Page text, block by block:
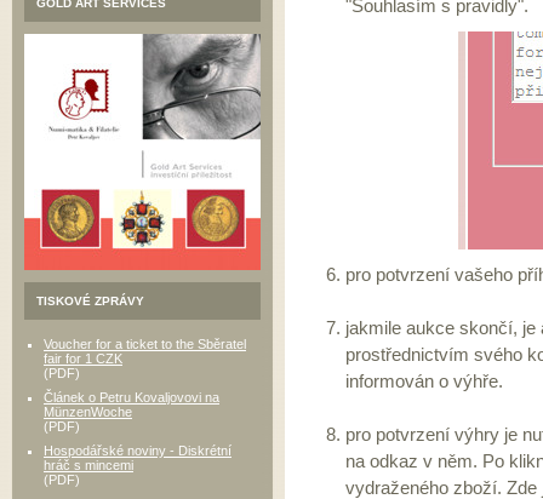
GOLD ART SERVICES
TISKOVÉ ZPRÁVY
Voucher for a ticket to the Sběratel
fair for 1 CZK
(PDF)
Článek o Petru Kovaljovovi na
MünzenWoche
(PDF)
Hospodářské noviny - Diskrétní
hráč s mincemi
(PDF)
"Souhlasím s pravidly".
pro potvrzení vašeho
jakmile aukce skončí,
prostřednictvím svého
informován o výhře.
pro potvrzení výhry je
na odkaz v něm. Po
vydraženého zboží. Zde